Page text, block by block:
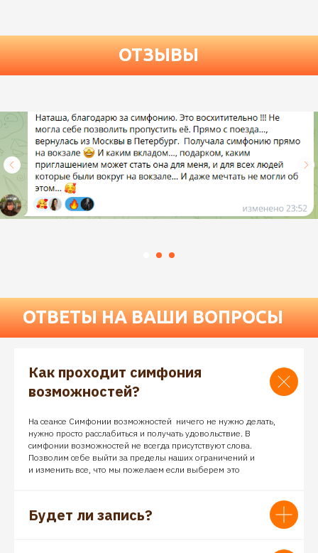
Как проходит симфония
возможностей?
На сеансе Симфонии возможностей ничего не нужно делать,
нужно просто расслабиться и получать удовольствие. В
симфонии возможностей не всегда присутствуют слова.
Позволим себе выйти за пределы наших ограничений и
и изменить все, что мы пожелаем если выберем это
Будет ли запись?